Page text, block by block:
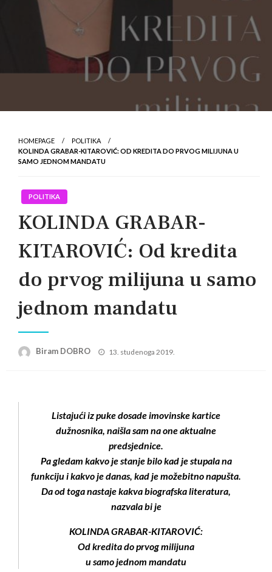
HOMEPAGE
POLITIKA
KOLINDA GRABAR-KITAROVIĆ: OD KREDITA DO PRVOG MILIJUNA U
SAMO JEDNOM MANDATU
POLITIKA
KOLINDA GRABAR-
KITAROVIĆ: Od kredita
do prvog milijuna u samo
jednom mandatu
Biram DOBRO
Posted
13. studenoga 2019.
Listajući iz puke dosade imovinske kartice
dužnosnika, naišla sam na one aktualne
predsjednice.
Pa gledam kakvo je stanje bilo kad je stupala na
funkciju i kakvo je danas, kad je možebitno napušta.
Da od toga nastaje kakva biografska literatura,
nazvala bi je
KOLINDA GRABAR-KITAROVIĆ:
Od kredita do prvog milijuna
u samo jednom mandatu